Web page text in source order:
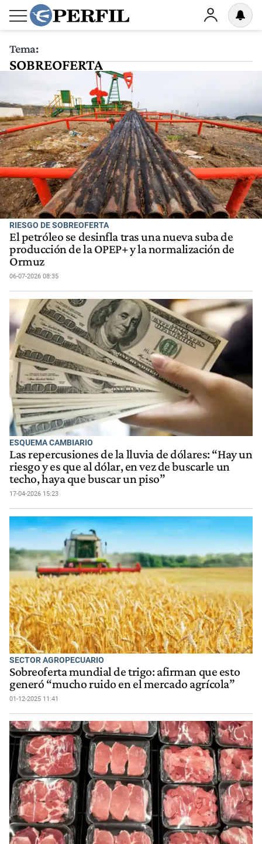
Tema:
SOBREOFERTA
RIESGO DE SOBREOFERTA
El petróleo se desinfla tras una nueva suba de
producción de la OPEP+ y la normalización de
Ormuz
06-07-2026 08:35
ESQUEMA CAMBIARIO
Las repercusiones de la lluvia de dólares: “Hay un
riesgo y es que al dólar, en vez de buscarle un
techo, haya que buscar un piso”
17-04-2026 15:23
SECTOR AGROPECUARIO
Sobreoferta mundial de trigo: afirman que esto
generó “mucho ruido en el mercado agrícola”
01-12-2025 11:41